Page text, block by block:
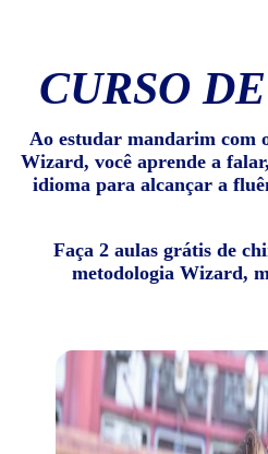
CURSO
Ao estudar mandarim com
Wizard, você aprende a
idioma para alcançar a
Faça 2 aulas grátis de
metodologia Wizard,